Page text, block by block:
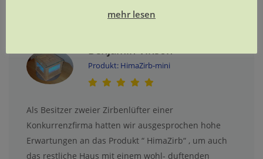
Benjamin Vinson
Produkt: HimaZirb-mini
Als Besitzer zweier Zirbenlüfter einer
Konkurrenzfirma hatten wir ausgesprochen hohe
Erwartungen an das Produkt “ HimaZirb“ , um auch
das restliche Haus mit einem wohl- duftenden
mehr lesen